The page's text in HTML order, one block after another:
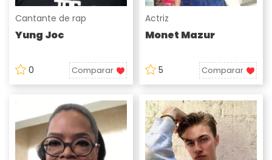
Cantante de rap
Yung Joc
0 Comparar
Actriz
Monet Mazur
5 Comparar